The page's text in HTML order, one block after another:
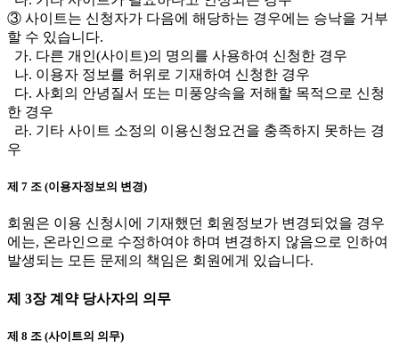
③ 사이트는 신청자가 다음에 해당하는 경우에는 승낙을 거부
할 수 있습니다.
가. 다른 개인(사이트)의 명의를 사용하여 신청한 경우
나. 이용자 정보를 허위로 기재하여 신청한 경우
다. 사회의 안녕질서 또는 미풍양속을 저해할 목적으로 신청
한 경우
라. 기타 사이트 소정의 이용신청요건을 충족하지 못하는 경
우
제 7 조 (이용자정보의 변경)
회원은 이용 신청시에 기재했던 회원정보가 변경되었을 경우
에는, 온라인으로 수정하여야 하며 변경하지 않음으로 인하여
발생되는 모든 문제의 책임은 회원에게 있습니다.
제 3장 계약 당사자의 의무
제 8 조 (사이트의 의무)